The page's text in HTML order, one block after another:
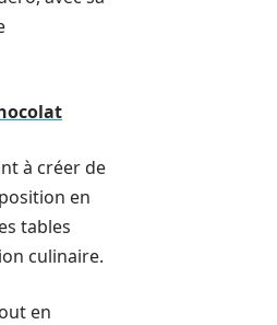
à créer de
en
tables
culinaire.
en